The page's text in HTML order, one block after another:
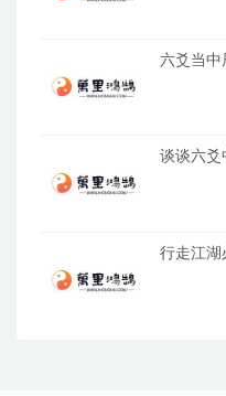
六爻当中
谈谈六爻
行走江湖